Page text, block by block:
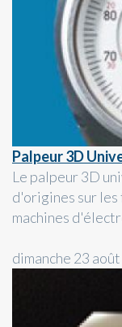
Palpeur 3D
Le palpeur 3D
d'origines sur
machines
dimanche 23